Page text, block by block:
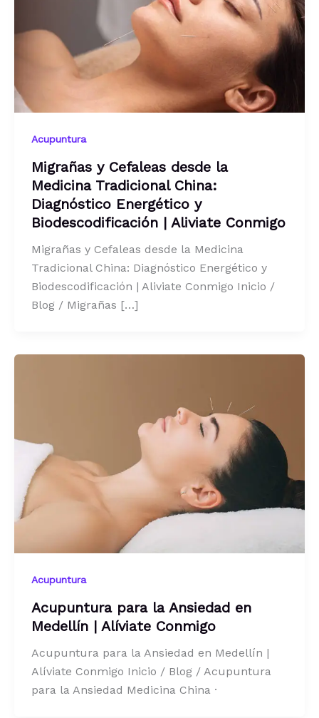
Acupuntura
Migrañas y Cefaleas desde la
Medicina Tradicional China:
Diagnóstico Energético y
Biodescodificación | Aliviate Conmigo
Migrañas y Cefaleas desde la Medicina
Tradicional China: Diagnóstico Energético y
Biodescodificación | Aliviate Conmigo Inicio /
Blog / Migrañas […]
Acupuntura
Acupuntura para la Ansiedad en
Medellín | Alíviate Conmigo
Acupuntura para la Ansiedad en Medellín |
Alíviate Conmigo Inicio / Blog / Acupuntura
para la Ansiedad Medicina China ·